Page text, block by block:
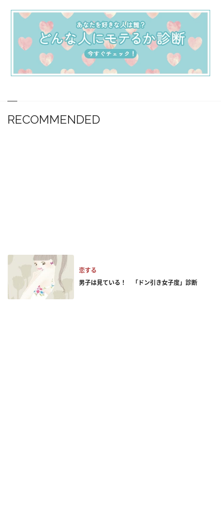
RECOMMENDED
恋する
男子は見ている！ 「ドン引き女子度」診断